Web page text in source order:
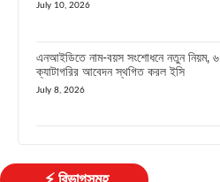
July 10, 2026
এনআইডিতে নাম-বয়স সংশোধনে নতুন নিয়ম, ৬
ক্যাটাগরির আবেদন স্থগিত করল ইসি
July 8, 2026